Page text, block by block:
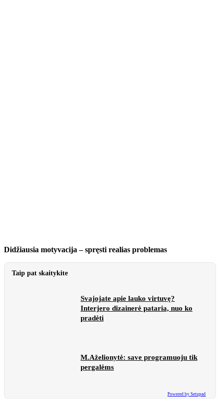
Didžiausia motyvacija – spręsti realias problemas
Taip pat skaitykite
Svajojate apie lauko virtuvę?
Interjero dizainerė pataria, nuo ko
pradėti
M.Aželionytė: save programuoju tik
pergalėms
Powered by Setupad